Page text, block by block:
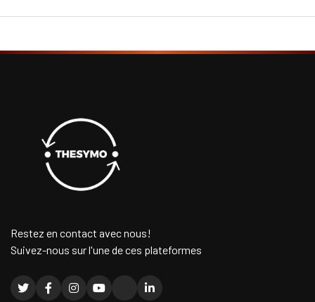
Restez en contact avec nous!
Suivez-nous sur l'une de ces plateformes